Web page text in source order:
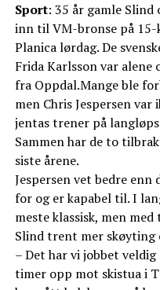
Sport: 35 år gamle Slind
inn til VM-bronse på
Planica lørdag. De
Frida Karlsson var alene
fra Oppdal.Mange ble
men Chris Jespersen
jentas trener på
Sammen har de to
siste årene.
Jespersen vet bedre enn
for og er kapabel til. I
meste klassisk, men
Slind trent mer
– Det har vi jobbet
timer opp mot skistua i